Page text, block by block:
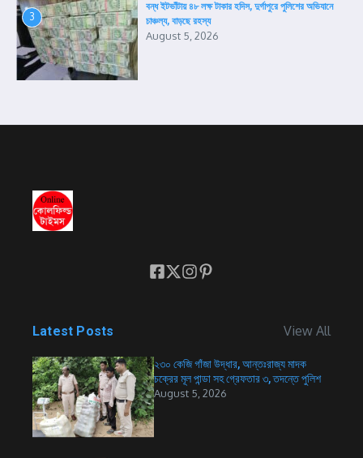
3
বন্ধ ইটভাঁটায় ৪৮ লক্ষ টাকার হদিস, দুর্গাপুরে পুলিশের অভিযানে
চাঞ্চল্য, বাড়ছে রহস্য
August 5, 2026
Latest Posts View All
২৩০ কেজি গাঁজা উদ্ধার, আন্তঃরাজ্য মাদক
চক্রের মূল পান্ডা সহ গ্রেফতার ৩, তদন্তে পুলিশ
August 5, 2026